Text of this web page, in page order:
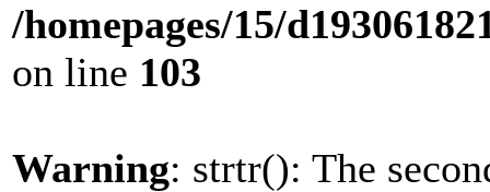
/homepages/15/
on line 103
Warning: strtr(): The